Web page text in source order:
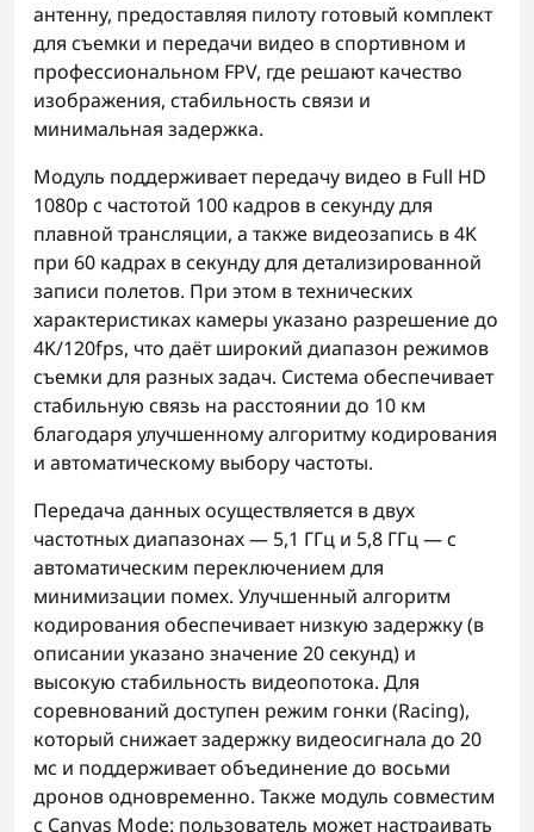
антенну, предоставляя пилоту готовый комплект
для съемки и передачи видео в спортивном и
профессиональном FPV, где решают качество
изображения, стабильность связи и
минимальная задержка.
Модуль поддерживает передачу видео в Full HD
1080p с частотой 100 кадров в секунду для
плавной трансляции, а также видеозапись в 4K
при 60 кадрах в секунду для детализированной
записи полетов. При этом в технических
характеристиках камеры указано разрешение до
4K/120fps, что даёт широкий диапазон режимов
съемки для разных задач. Система обеспечивает
стабильную связь на расстоянии до 10 км
благодаря улучшенному алгоритму кодирования
и автоматическому выбору частоты.
Передача данных осуществляется в двух
частотных диапазонах — 5,1 ГГц и 5,8 ГГц — с
автоматическим переключением для
минимизации помех. Улучшенный алгоритм
кодирования обеспечивает низкую задержку (в
описании указано значение 20 секунд) и
высокую стабильность видеопотока. Для
соревнований доступен режим гонки (Racing),
который снижает задержку видеосигнала до 20
мс и поддерживает объединение до восьми
дронов одновременно. Также модуль совместим
с Canvas Mode: пользователь может настраивать